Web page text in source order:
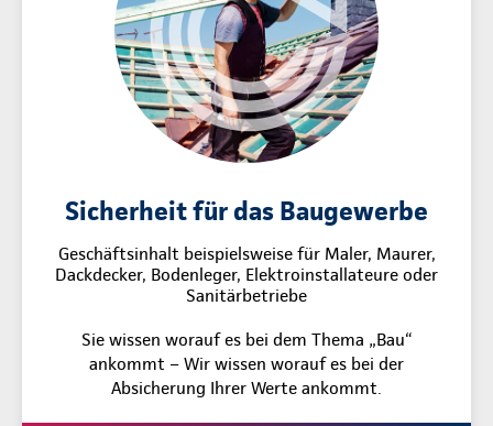
Sicherheit für das Baugewerbe
Geschäftsinhalt beispielsweise für Maler, Maurer,
Dackdecker, Bodenleger, Elektroinstallateure oder
Sanitärbetriebe
Sie wissen worauf es bei dem Thema „Bau“
ankommt – Wir wissen worauf es bei der
Absicherung Ihrer Werte ankommt.